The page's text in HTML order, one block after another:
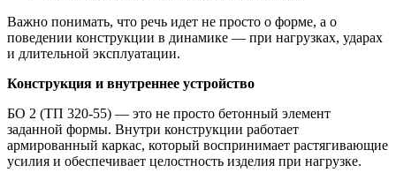
Важно понимать, что речь идет не просто о форме, а о
поведении конструкции в динамике — при нагрузках, ударах
и длительной эксплуатации.
Конструкция и внутреннее устройство
БО 2 (ТП 320-55) — это не просто бетонный элемент
заданной формы. Внутри конструкции работает
армированный каркас, который воспринимает растягивающие
усилия и обеспечивает целостность изделия при нагрузке.